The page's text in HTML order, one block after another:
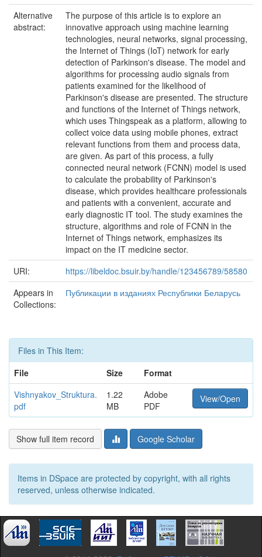
Alternative
abstract:
The purpose of this article is to explore an
innovative approach using machine learning
technologies, neural networks, signal processing,
the Internet of Things (IoT) network for early
detection of Parkinson's disease. The model and
algorithms for processing audio signals from
patients examined for the likelihood of
Parkinson's disease are presented. The structure
and functions of the Internet of Things network,
which uses Thingspeak as a platform, allowing to
collect voice data using mobile phones, extract
relevant functions from them and process data,
are given. As part of this process, a fully
connected neural network (FCNN) model is used
to calculate the probability of Parkinson's
disease, which provides healthcare professionals
and patients with a convenient, accurate and
early diagnostic IT tool. The study examines the
structure, algorithms and role of FCNN in the
Internet of Things network, emphasizes its
impact on the IT medicine sector.
URI:
https://libeldoc.bsuir.by/handle/123456789/58580
Appears in
Collections:
Публикации в изданиях Республики Беларусь
Files in This Item:
File
Size
Format
Vishnyakov_Struktura.
pdf
1.22
MB
Adobe
PDF
View/Open
Show full item record Google Scholar
Items in DSpace are protected by copyright, with all rights
reserved, unless otherwise indicated.